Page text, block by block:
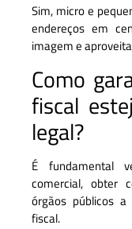
Sim, micro e
endereços em
imagem e
Como
fiscal
legal?
É fundamental
comercial, obter
órgãos públicos
fiscal.